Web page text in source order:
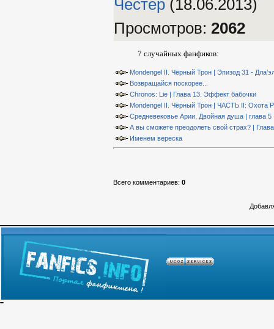
Честер (18.06.2013)
Просмотров: 2062
7 случайных фанфиков:
Mondengel II. Чёрный Трон | Эпизод 31 -
Возвращайся поскорее...
Chronos: Lie | Глава 13. Эффект бабочки
Mondengel II. Чёрный Трон | ЧАСТЬ II: Охота
Средневековье Арии. Двойная душа | глава 5
А вы сможете преодолеть свой страх? |
Именем вереска
Всего комментариев: 0